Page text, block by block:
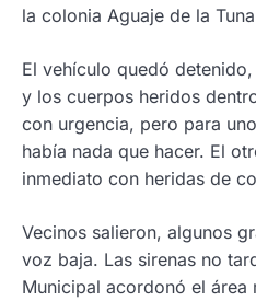
la colonia Aguaje de la
El vehículo quedó
y los cuerpos heridos
con urgencia, pero para
había nada que hacer. El
inmediato con heridas de
Vecinos salieron, algunos
voz baja. Las sirenas no
Municipal acordonó el área